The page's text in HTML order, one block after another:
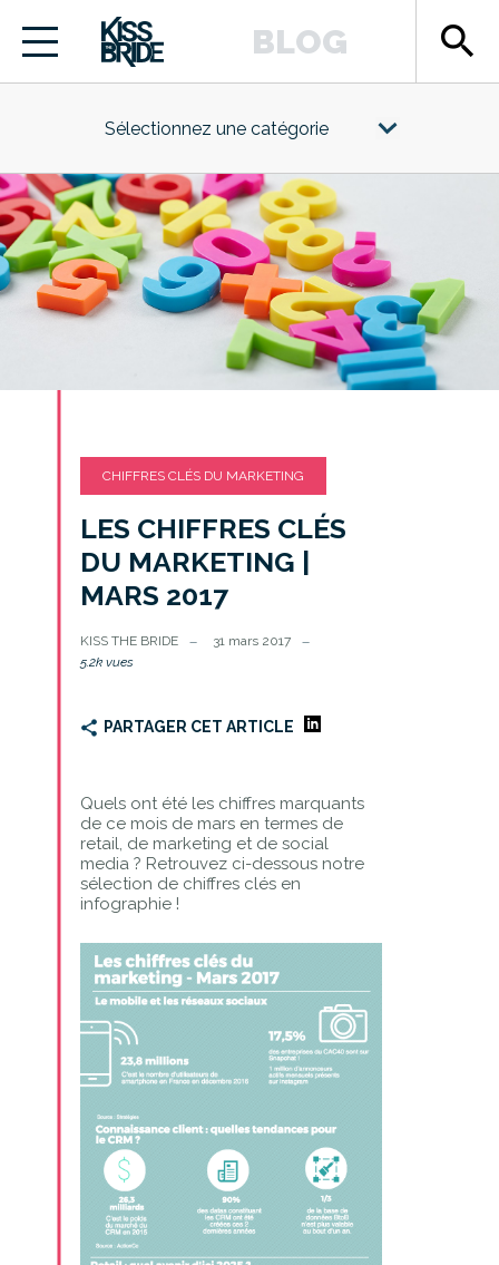
BLOG search
Sélectionnez une catégorie
CHIFFRES CLÉS DU MARKETING
LES CHIFFRES CLÉS
DU MARKETING |
MARS 2017
KISS THE BRIDE
31 mars 2017
5.2k vues
PARTAGER CET ARTICLE
Quels ont été les chiffres marquants
de ce mois de mars en termes de
retail, de marketing et de social
media ? Retrouvez ci-dessous notre
sélection de chiffres clés en
infographie !